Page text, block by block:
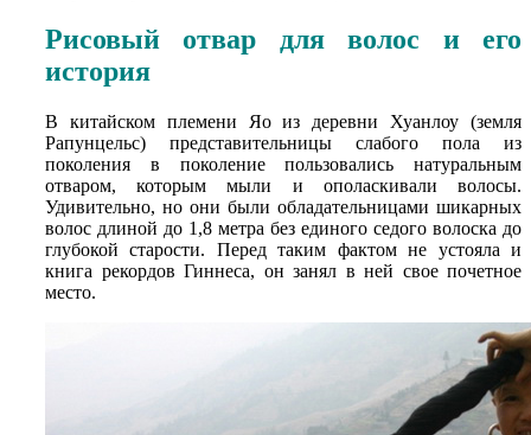
Рисовый отвар для волос и его
история
В китайском племени Яо из деревни Хуанлоу (земля
Рапунцельс) представительницы слабого пола из
поколения в поколение пользовались натуральным
отваром, которым мыли и ополаскивали волосы.
Удивительно, но они были обладательницами шикарных
волос длиной до 1,8 метра без единого седого волоска до
глубокой старости. Перед таким фактом не устояла и
книга рекордов Гиннеса, он занял в ней свое почетное
место.